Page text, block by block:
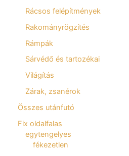
Rácsos felépítmények
Rakományrögzítés
Rámpák
Sárvédő és tartozékai
Világítás
Zárak, zsanérok
Összes utánfutó
Fix oldalfalas
egytengelyes
fékezetlen